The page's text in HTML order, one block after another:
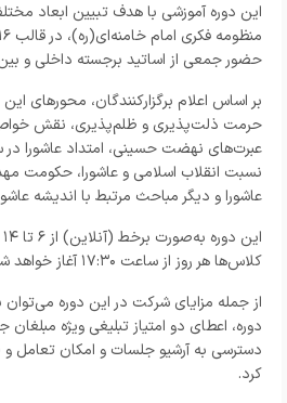
این دوره آموزشی با هدف تبیین ابعاد
حضور جمعی از اساتید برجسته داخلی و
بر اساس اعلام برگزارکنندگان، محورهای
حرمت ذلت‌پذیری و ظلم‌پذیری، نقش
عبرت‌های نهضت حسینی، امتداد عاشورا در
نسبت انقلاب اسلامی و عاشورا، حکومت
عاشورا و دیگر مباحث مرتبط با اندیشه
کلاس‌ها هر روز از ساعت ۱۷:۳۰ آغاز خواهد شد.
از جمله مزایای شرکت در این دوره می‌توان
دوره، اعطای دو امتیاز تبلیغی ویژه
دسترسی به آرشیو جلسات و امکان تعامل
کرد.